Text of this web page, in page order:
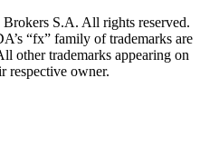
S.A. All rights reserved.
“fx” family of trademarks are
other trademarks appearing on
respective owner.